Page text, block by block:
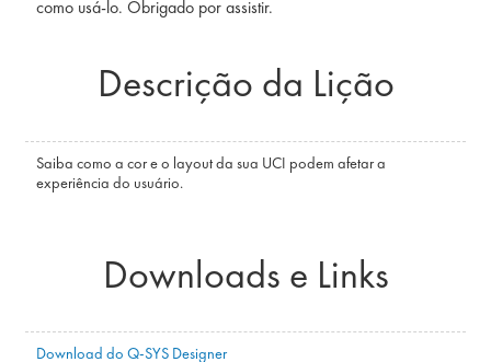
como usá-lo. Obrigado por assistir.
Descrição da Lição
Saiba como a cor e o layout da sua UCI podem afetar a
experiência do usuário.
Downloads e Links
Download do Q-SYS Designer